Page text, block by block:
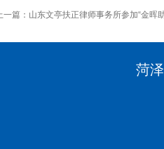
一篇： 山东文亭扶正律师事务所参加“金晖
菏